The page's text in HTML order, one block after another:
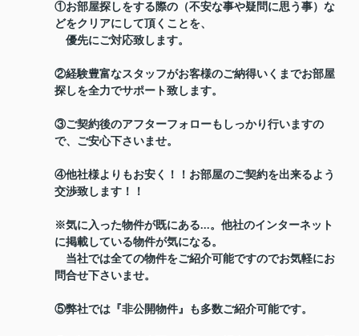
①お部屋探しをする際の（不安な事や疑問に思う事）な
どをクリアにして頂くことを、
優先にご対応致します。
②経験豊富なスタッフがお客様のご納得いくまでお部屋
探しを全力でサポート致します。
③ご契約後のアフターフォローもしっかり行いますの
で、ご安心下さいませ。
④他社様よりもお安く！！お部屋のご契約を出来るよう
交渉致します！！
※気に入った物件が既にある...。他社のインターネット
に掲載している物件が気になる。
当社では全ての物件をご紹介可能ですのでお気軽にお
問合せ下さいませ。
⑤弊社では『非公開物件』も多数ご紹介可能です。